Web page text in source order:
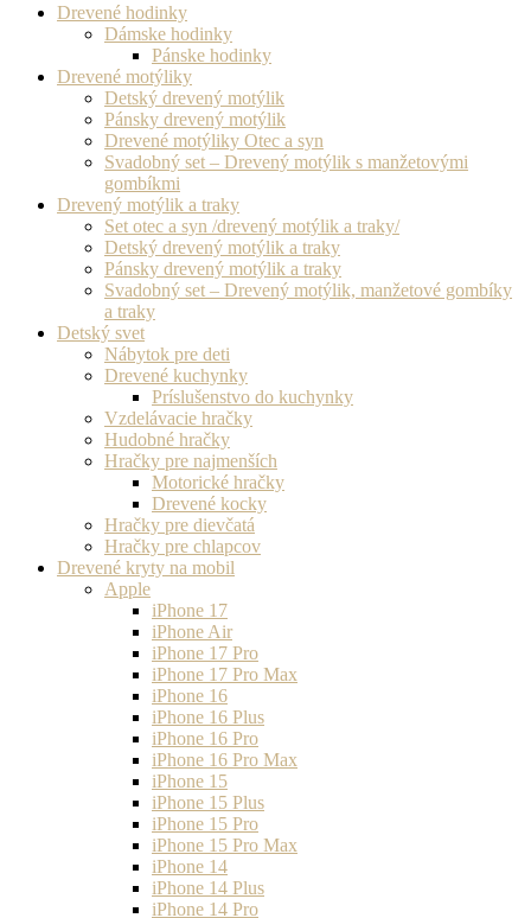
Drevené hodinky
Dámske hodinky
Pánske hodinky
Drevené motýliky
Detský drevený motýlik
Pánsky drevený motýlik
Drevené motýliky Otec a syn
Svadobný set – Drevený motýlik s manžetovými
gombíkmi
Drevený motýlik a traky
Set otec a syn /drevený motýlik a traky/
Detský drevený motýlik a traky
Pánsky drevený motýlik a traky
Svadobný set – Drevený motýlik, manžetové gombíky
a traky
Detský svet
Nábytok pre deti
Drevené kuchynky
Príslušenstvo do kuchynky
Vzdelávacie hračky
Hudobné hračky
Hračky pre najmenších
Motorické hračky
Drevené kocky
Hračky pre dievčatá
Hračky pre chlapcov
Drevené kryty na mobil
Apple
iPhone 17
iPhone Air
iPhone 17 Pro
iPhone 17 Pro Max
iPhone 16
iPhone 16 Plus
iPhone 16 Pro
iPhone 16 Pro Max
iPhone 15
iPhone 15 Plus
iPhone 15 Pro
iPhone 15 Pro Max
iPhone 14
iPhone 14 Plus
iPhone 14 Pro